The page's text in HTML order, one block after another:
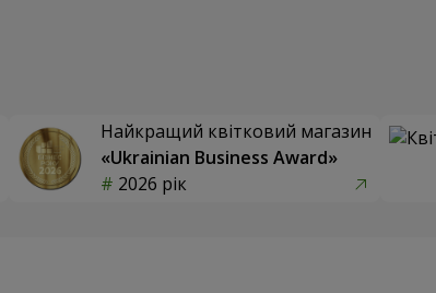
Найкращий квітковий магазин
«Ukrainian Business Award»
2026 рік